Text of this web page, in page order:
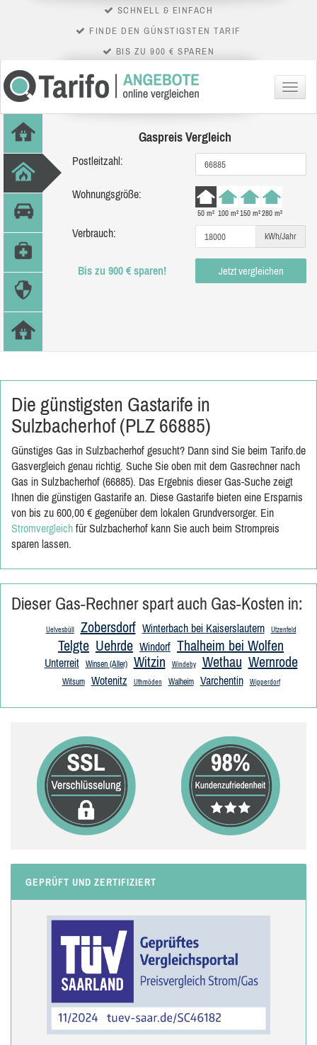
SCHNELL & EINFACH
FINDE DEN GÜNSTIGSTEN TARIF
BIS ZU 900 € SPAREN
Menü
Gaspreis Vergleich
Postleitzahl:
Wohnungsgröße:
50 m² 100 m²150 m²280 m²
Verbrauch: kWh/Jahr
Bis zu 900 € sparen! Jetzt vergleichen
Die günstigsten Gastarife in
Sulzbacherhof (PLZ 66885)
Günstiges Gas in Sulzbacherhof gesucht? Dann sind Sie beim Tarifo.de
Gasvergleich genau richtig. Suche Sie oben mit dem Gasrechner nach
Gas in Sulzbacherhof (66885). Das Ergebnis dieser Gas-Suche zeigt
Ihnen die günstigen Gastarife an. Diese Gastarife bieten eine Ersparnis
von bis zu 600,00 € gegenüber dem lokalen Grundversorger. Ein
Stromvergleich für Sulzbacherhof kann Sie auch beim Strompreis
sparen lassen.
Dieser Gas-Rechner spart auch Gas-Kosten in:
Uelvesbüll Zobersdorf Winterbach bei Kaiserslautern Utzenfeld
Telgte Uehrde Windorf Thalheim bei Wolfen
Unterreit Winsen (Aller) Witzin Windeby Wethau Wernrode
Witsum Wotenitz Uthmöden Walheim Varchentin Wipperdorf
GEPRÜFT UND ZERTIFIZIERT